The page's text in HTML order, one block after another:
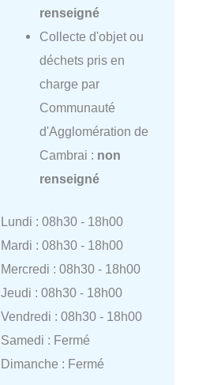
renseigné
Collecte d'objet ou
déchets pris en
charge par
Communauté
d'Agglomération de
Cambrai : non
renseigné
Lundi : 08h30 - 18h00
Mardi : 08h30 - 18h00
Mercredi : 08h30 - 18h00
Jeudi : 08h30 - 18h00
Vendredi : 08h30 - 18h00
Samedi : Fermé
Dimanche : Fermé